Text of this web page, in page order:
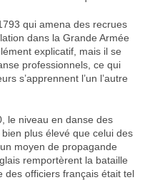
qui amena des recrues
dans la Grande Armée
explicatif, mais il se
professionnels, ce qui
s’apprennent l’un l’autre
le niveau en danse des
plus élevé que celui des
moyen de propagande
remportèrent la bataille
des officiers français était tel